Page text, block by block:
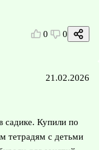
0 0
21.02.2026
садике. Купили по
тетрадям с детьми